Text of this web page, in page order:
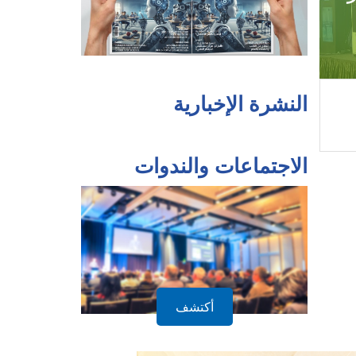
النشرة الإخبارية
الاجتماعات والندوات